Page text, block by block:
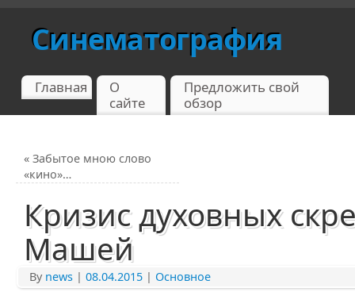
Синематография
Главная
О
сайте
Предложить свой
обзор
« Забытое мною слово
«кино»…
Кризис духовных
Машей
By news | 08.04.2015 | Основное